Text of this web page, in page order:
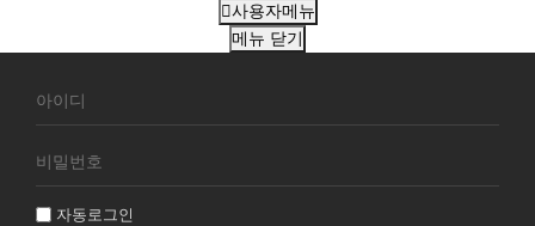
사용자메뉴
메뉴 닫기
원
그
자동로그인